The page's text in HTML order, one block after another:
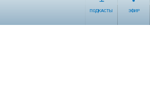
ПОДКАСТЫ ЭФИР